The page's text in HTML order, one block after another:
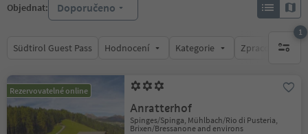
Objednat: Doporučeno
Südtirol Guest Pass Hodnocení Kategorie Zpracovává
1
1
Rezervovatelné online
Anratterhof
Spinges/Spinga, Mühlbach/Rio di Pusteria,
Brixen/Bressanone and environs